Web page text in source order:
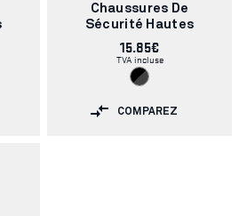
Chaussures De
Sécurité Hautes
15.85€
TVA incluse
COMPAREZ